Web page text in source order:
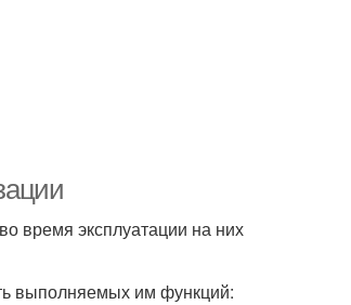
время эксплуатации на них
выполняемых им функций: